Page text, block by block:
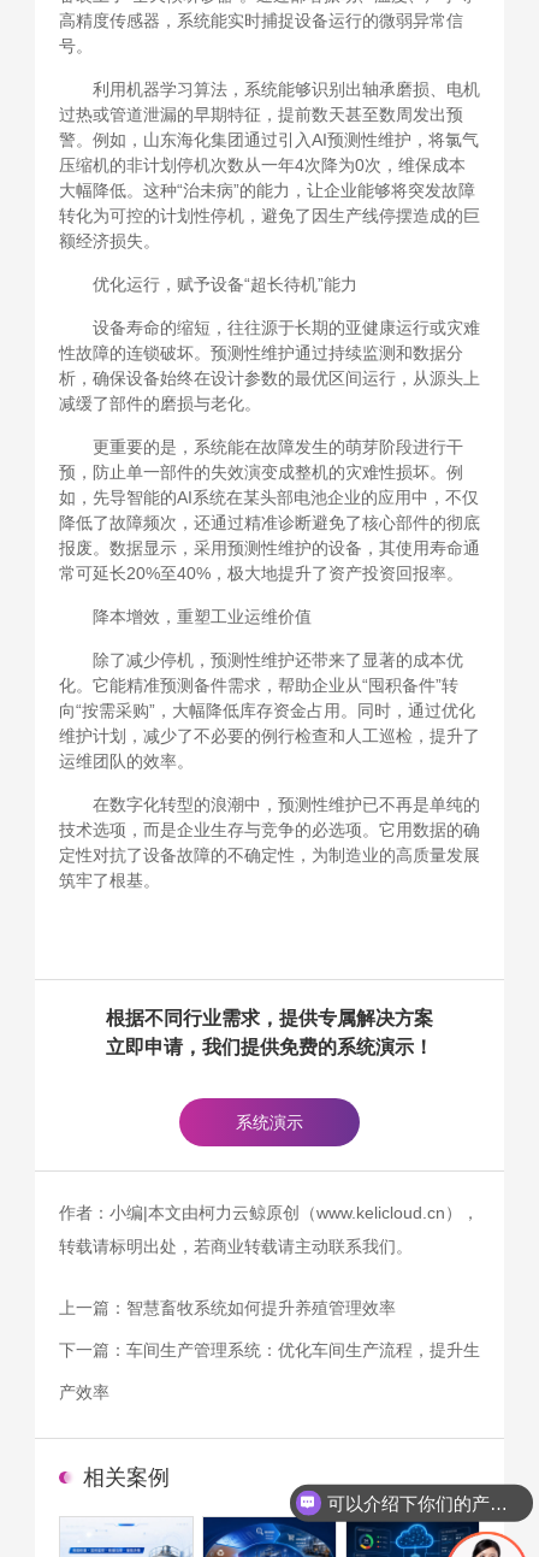
高精度传感器，系统能实时捕捉设备运行的微弱异常信
号。
利用机器学习算法，系统能够识别出轴承磨损、电机
过热或管道泄漏的早期特征，提前数天甚至数周发出预
警。例如，山东海化集团通过引入AI预测性维护，将氯气
压缩机的非计划停机次数从一年4次降为0次，维保成本
大幅降低。这种“治未病”的能力，让企业能够将突发故障
转化为可控的计划性停机，避免了因生产线停摆造成的巨
额经济损失。
优化运行，赋予设备“超长待机”能力
设备寿命的缩短，往往源于长期的亚健康运行或灾难
性故障的连锁破坏。预测性维护通过持续监测和数据分
析，确保设备始终在设计参数的最优区间运行，从源头上
减缓了部件的磨损与老化。
更重要的是，系统能在故障发生的萌芽阶段进行干
预，防止单一部件的失效演变成整机的灾难性损坏。例
如，先导智能的AI系统在某头部电池企业的应用中，不仅
降低了故障频次，还通过精准诊断避免了核心部件的彻底
报废。数据显示，采用预测性维护的设备，其使用寿命通
常可延长20%至40%，极大地提升了资产投资回报率。
降本增效，重塑工业运维价值
除了减少停机，预测性维护还带来了显著的成本优
化。它能精准预测备件需求，帮助企业从“囤积备件”转
向“按需采购”，大幅降低库存资金占用。同时，通过优化
维护计划，减少了不必要的例行检查和人工巡检，提升了
运维团队的效率。
在数字化转型的浪潮中，预测性维护已不再是单纯的
技术选项，而是企业生存与竞争的必选项。它用数据的确
定性对抗了设备故障的不确定性，为制造业的高质量发展
筑牢了根基。
根据不同行业需求，提供专属解决方案
立即申请，我们提供免费的系统演示！
系统演示
作者：小编|本文由柯力云鲸原创（www.kelicloud.cn），
转载请标明出处，若商业转载请主动联系我们。
上一篇： 智慧畜牧系统如何提升养殖管理效率
下一篇： 车间生产管理系统：优化车间生产流程，提升生
产效率
相关案例
可以介绍下你们的产品么